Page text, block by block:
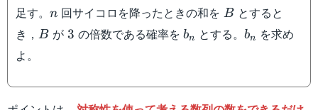
足す。n
n 回サイコロを降ったときの和を B
Bとすると
き，B
B が 3
3 の倍数である確率をb_n
bn とする。b_n
bn
を求め
よ。